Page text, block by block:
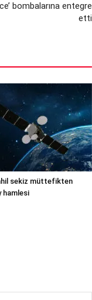
bombalarına entegre
etti
sekiz müttefikten
hamlesi